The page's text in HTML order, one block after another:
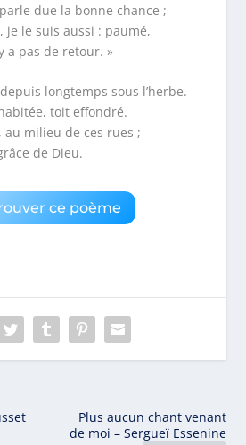
due la bonne chance ;
je le suis aussi : paumé,
a pas de retour. »
longtemps sous l’herbe.
toit effondré.
au milieu de ces rues ;
de Dieu.
ce poème
Plus aucun chant venant
de moi – Sergueï Essenine